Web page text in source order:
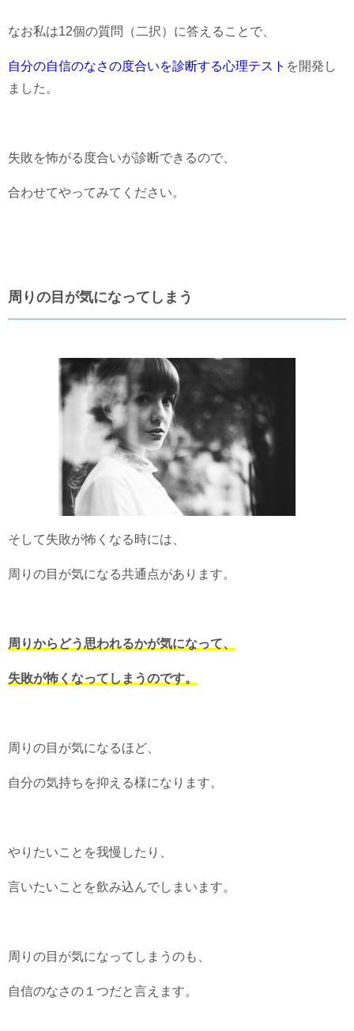
なお私は12個の質問（二択）に答えることで、
自分の自信のなさの度合いを診断する心理テスト を開発し
ました。
失敗を怖がる度合いが診断できるので、
合わせてやってみてください。
周りの目が気になってしまう
そして失敗が怖くなる時には、
周りの目が気になる共通点があります。
周りからどう思われるかが気になって、
失敗が怖くなってしまうのです。
周りの目が気になるほど、
自分の気持ちを抑える様になります。
やりたいことを我慢したり、
言いたいことを飲み込んでしまいます。
周りの目が気になってしまうのも、
自信のなさの１つだと言えます。